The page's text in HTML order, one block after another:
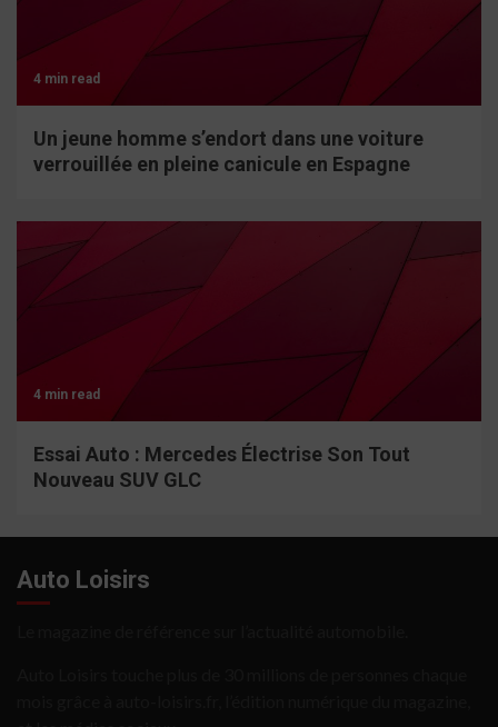
4 min read
Un jeune homme s’endort dans une voiture
verrouillée en pleine canicule en Espagne
4 min read
Essai Auto : Mercedes Électrise Son Tout
Nouveau SUV GLC
Auto Loisirs